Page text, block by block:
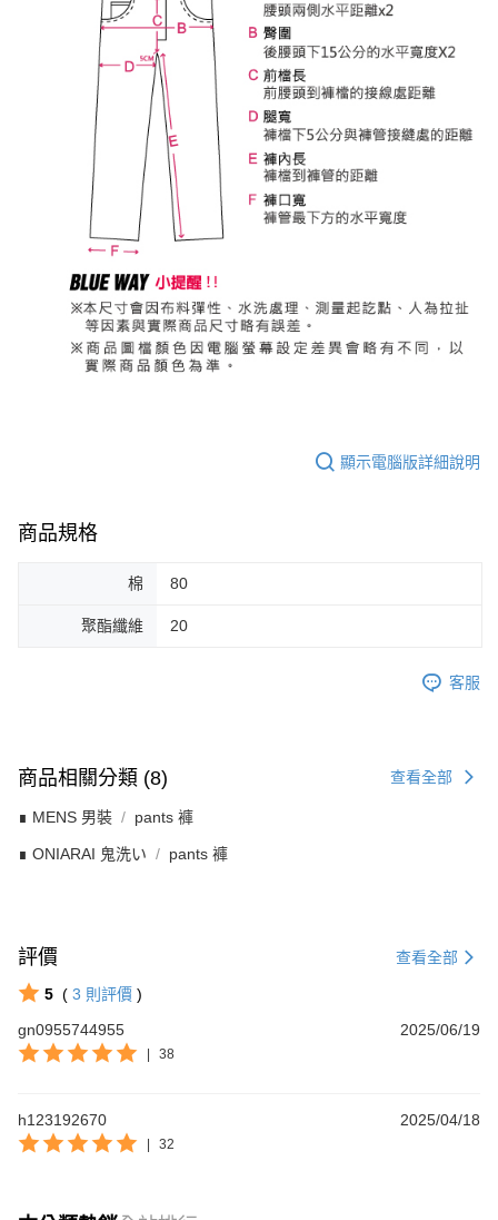
顯示電腦版詳細說明
商品規格
棉 80
聚酯纖維 20
客服
商品相關分類 (8) 查看全部
∎ MENS 男裝 pants 褲
∎ ONIARAI 鬼洗い pants 褲
評價 查看全部
5 ( 3 則評價 )
gn0955744955
2025/06/19
38
h123192670 2025/04/18
32